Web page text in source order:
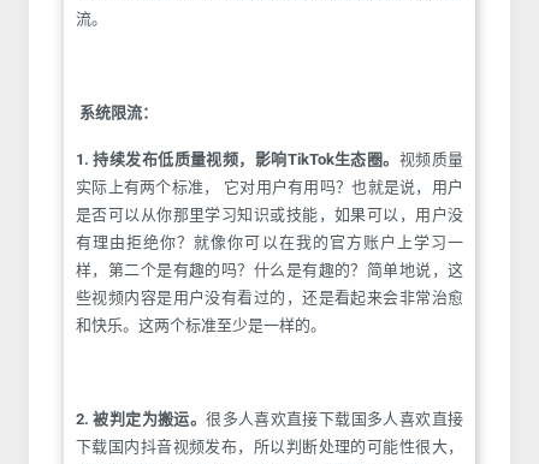
流。
系统限流：
1. 持续发布低质量视频，影响TikTok生态圈。 视频质量
实际上有两个标准， 它对用户有用吗？也就是说，用户
是否可以从你那里学习知识或技能，如果可以，用户没
有理由拒绝你？就像你可以在我的官方账户上学习一
样，第二个是有趣的吗？什么是有趣的？简单地说，这
些视频内容是用户没有看过的，还是看起来会非常治愈
和快乐。这两个标准至少是一样的。
2. 被判定为搬运。很多人喜欢直接下载国多人喜欢直接
下载国内抖音视频发布，所以判断处理的可能性很大，